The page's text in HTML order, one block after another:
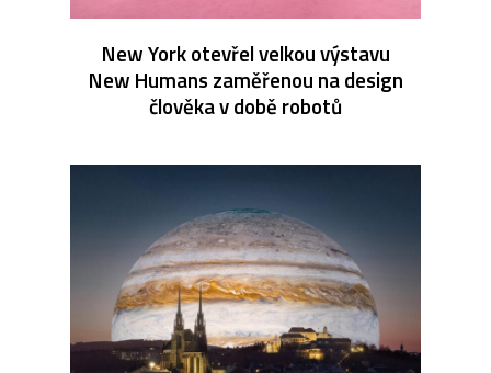
New York otevřel velkou výstavu
New Humans zaměřenou na design
člověka v době robotů